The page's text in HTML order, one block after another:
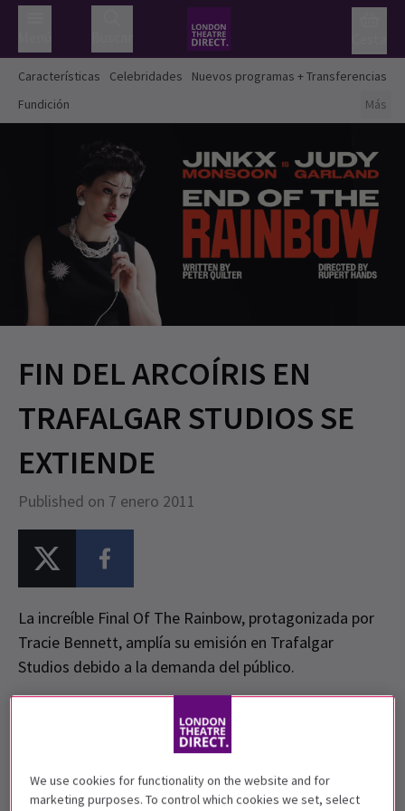
Características Celebridades
Nuevos programas + Transferencias
Fundición
Más
FIN DEL ARCOÍRIS EN
TRAFALGAR STUDIOS SE
EXTIENDE
Published on 7 enero 2011
La increíble Final Of The Rainbow, protagonizada por
Tracie Bennett, amplía su emisión en Trafalgar
Studios debido a la demanda del público.
Tras críticas de 5 estrellas por la interpretación de
Judy Garland
el West End aceptando contrataciones enlos
We use cookies for functionality on the website and for
marketing purposes. To control which cookies we set, select